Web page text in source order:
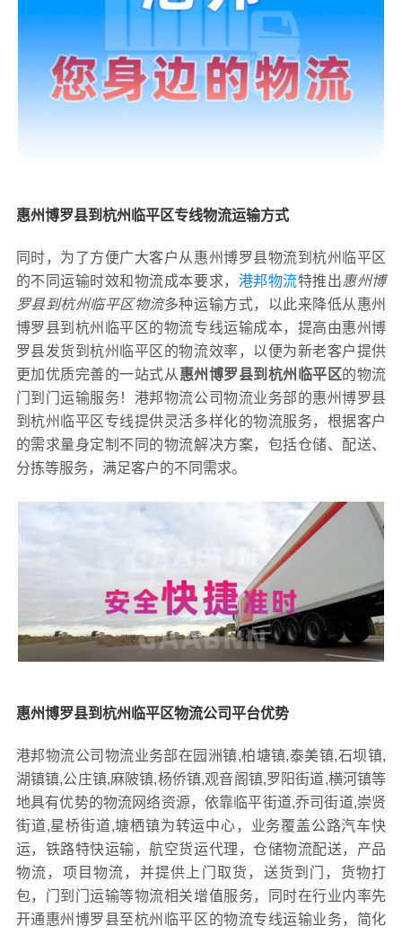
惠州博罗县到杭州临平区专线物流运输方式
同时，为了方便广大客户从惠州博罗县物流到杭州临平区
的不同运输时效和物流成本要求， 港邦物流特推出惠州博
罗县到杭州临平区物流多种运输方式，以此来降低从惠州
博罗县到杭州临平区的物流专线运输成本，提高由惠州博
罗县发货到杭州临平区的物流效率，以便为新老客户提供
更加优质完善的一站式从 惠州博罗县到杭州临平区的物流
门到门运输服务！港邦物流公司物流业务部的惠州博罗县
到杭州临平区专线提供灵活多样化的物流服务，根据客户
的需求量身定制不同的物流解决方案，包括仓储、配送、
分拣等服务，满足客户的不同需求。
惠州博罗县到杭州临平区物流公司平台优势
港邦物流公司物流业务部在园洲镇,柏塘镇,泰美镇,石坝镇,
湖镇镇,公庄镇,麻陂镇,杨侨镇,观音阁镇,罗阳街道,横河镇等
地具有优势的物流网络资源，依靠临平街道,乔司街道,崇贤
街道,星桥街道,塘栖镇为转运中心，业务覆盖公路汽车快
运，铁路特快运输，航空货运代理，仓储物流配送，产品
物流，项目物流，并提供上门取货，送货到门，货物打
包，门到门运输等物流相关增值服务，同时在行业内率先
开通惠州博罗县至杭州临平区的物流专线运输业务，简化